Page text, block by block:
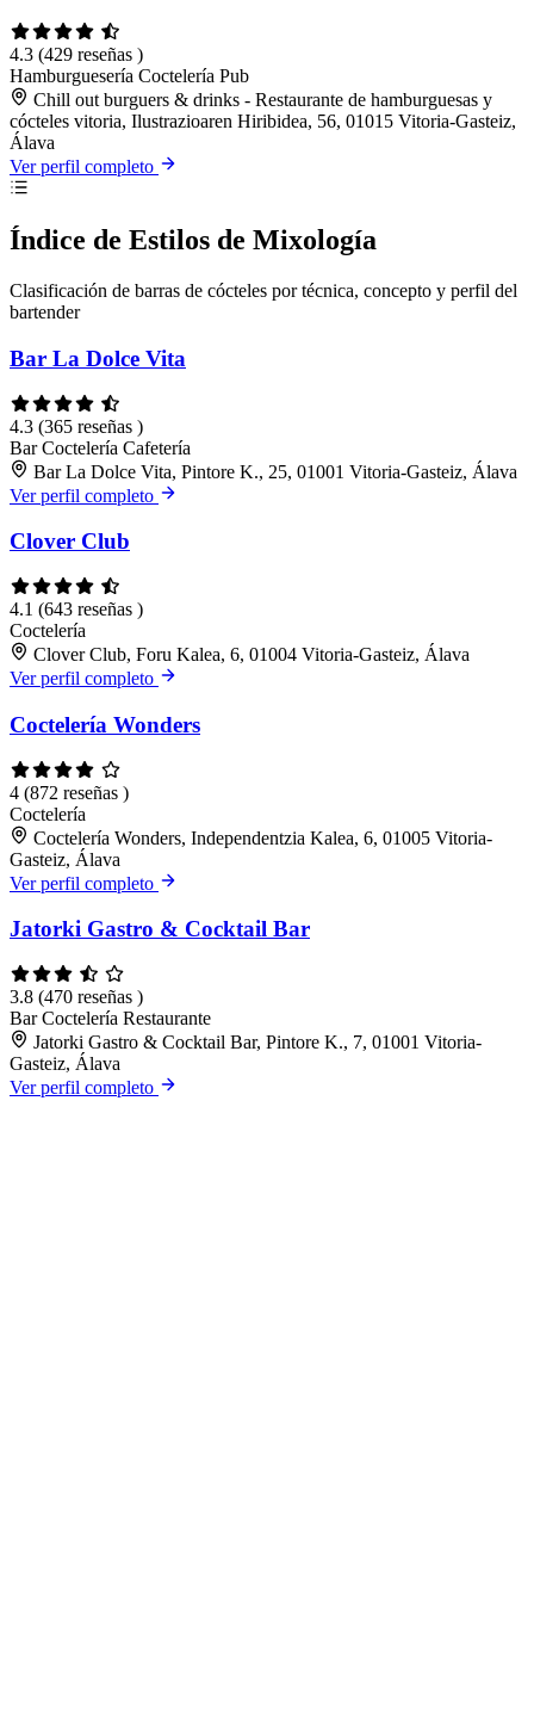
4.3 (429 reseñas )
Hamburguesería Coctelería Pub
Chill out burguers & drinks - Restaurante de hamburguesas y
cócteles vitoria, Ilustrazioaren Hiribidea, 56, 01015 Vitoria-Gasteiz,
Álava
Ver perfil completo
Índice de Estilos de Mixología
Clasificación de barras de cócteles por técnica, concepto y perfil del
bartender
Bar La Dolce Vita
4.3 (365 reseñas )
BarCoctelería Cafetería
Bar La Dolce Vita, Pintore K., 25, 01001 Vitoria-Gasteiz, Álava
Ver perfil completo
Clover Club
4.1 (643 reseñas )
Coctelería
Clover Club, Foru Kalea, 6, 01004 Vitoria-Gasteiz, Álava
Ver perfil completo
Coctelería Wonders
4 (872 reseñas )
Coctelería
Coctelería Wonders, Independentzia Kalea, 6, 01005 Vitoria-
Gasteiz, Álava
Ver perfil completo
Jatorki Gastro & Cocktail Bar
3.8 (470 reseñas )
BarCoctelería Restaurante
Jatorki Gastro & Cocktail Bar, Pintore K., 7, 01001 Vitoria-
Gasteiz, Álava
Ver perfil completo